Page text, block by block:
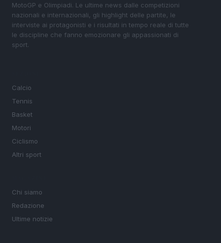
MotoGP e Olimpiadi. Le ultime news dalle competizioni
nazionali e internazionali, gli highlight delle partite, le
interviste ai protagonisti e i risultati in tempo reale di tutte
le discipline che fanno emozionare gli appassionati di
sport.
Calcio
Tennis
Basket
Motori
Ciclismo
Altri sport
Chi siamo
Redazione
Ultime notizie